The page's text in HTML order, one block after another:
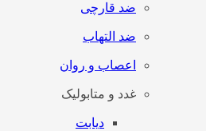
ضد قارچی
ضد التهاب
اعصاب و روان
غدد و متابولیک
دیابت